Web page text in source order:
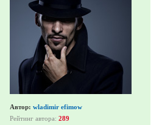
Автор: wladimir efimow
Рейтинг автора: 289